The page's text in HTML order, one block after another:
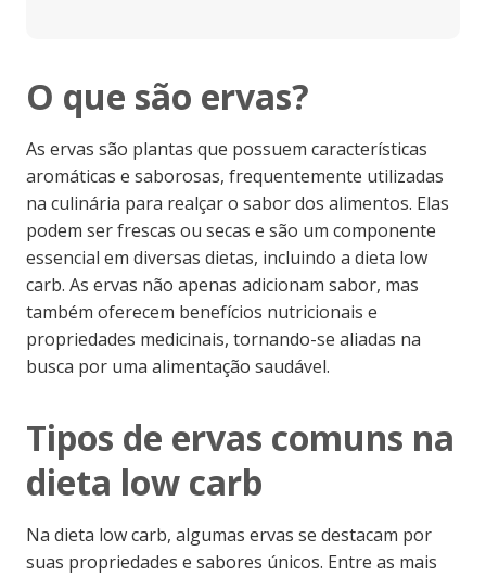
O que são ervas?
As ervas são plantas que possuem características
aromáticas e saborosas, frequentemente utilizadas
na culinária para realçar o sabor dos alimentos. Elas
podem ser frescas ou secas e são um componente
essencial em diversas dietas, incluindo a dieta low
carb. As ervas não apenas adicionam sabor, mas
também oferecem benefícios nutricionais e
propriedades medicinais, tornando-se aliadas na
busca por uma alimentação saudável.
Tipos de ervas comuns na
dieta low carb
Na dieta low carb, algumas ervas se destacam por
suas propriedades e sabores únicos. Entre as mais